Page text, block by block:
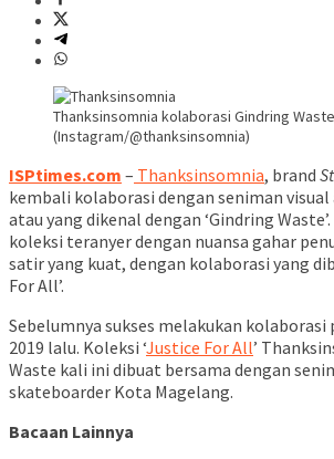
Thanksinsomnia kolaborasi Gindring
(Instagram/@thanksinsomnia)
ISPtimes.com – Thanksinsomnia, brand
kembali kolaborasi dengan seniman
atau yang dikenal dengan ‘Gindring
koleksi teranyer dengan nuansa gahar
satir yang kuat, dengan kolaborasi yang
For All’.
Sebelumnya sukses melakukan
2019 lalu. Koleksi ‘Justice For All’
Waste kali ini dibuat bersama dengan
skateboarder Kota Magelang.
Bacaan Lainnya